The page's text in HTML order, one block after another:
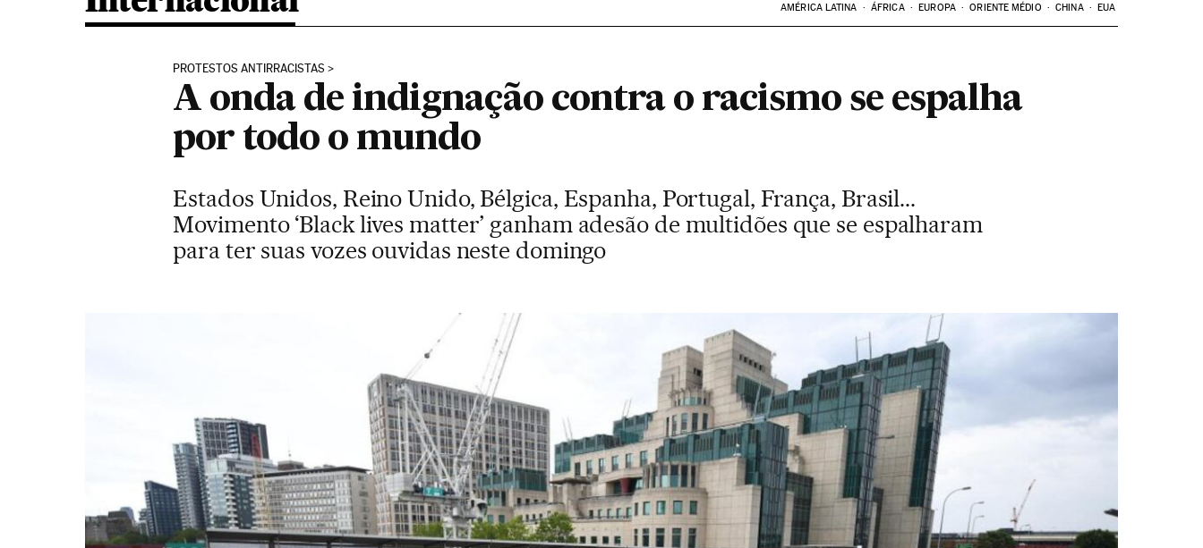
AMÉRICA LATINA ÁFRICA EUROPA ORIENTE MÉDIO CHINA EUA
PROTESTOS ANTIRRACISTAS
A onda de indignação contra o racismo se espalha
por todo o mundo
Estados Unidos, Reino Unido, Bélgica, Espanha, Portugal, França, Brasil...
Movimento ‘Black lives matter’ ganham adesão de multidões que se espalharam
para ter suas vozes ouvidas neste domingo